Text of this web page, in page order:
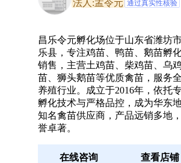
法人:孟令元 通过真实性核验
昌乐令元孵化场位于山东省潍坊
乐县，专注鸡苗、鸭苗、鹅苗孵
销售，主营土鸡苗、柴鸡苗、乌
苗、狮头鹅苗等优质禽苗，服务
养殖行业。成立于2016年，依托
孵化技术与严格品控，成为华东
知名禽苗供应商，产品远销多地
誉卓著。
在线咨询 查看店铺